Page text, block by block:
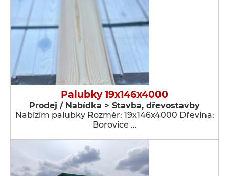
Palubky 19x146x4000
Prodej / Nabídka > Stavba, dřevostavby
Nabízím palubky Rozměr: 19x146x4000 Dřevina:
Borovice …